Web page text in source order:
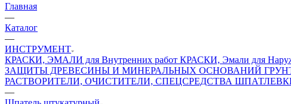
Главная
—
Каталог
—
ИНСТРУМЕНТ
КРАСКИ, ЭМАЛИ для Внутренних работ КРАСКИ, Эмали для
ЗАЩИТЫ ДРЕВЕСИНЫ И МИНЕРАЛЬНЫХ ОСНОВАНИЙ
РАСТВОРИТЕЛИ, ОЧИСТИТЕЛИ, СПЕЦСРЕДСТВА
—